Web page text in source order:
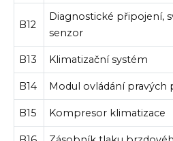
B12
Diagnostické připojení,
senzor
B13 Klimatizační systém
B14 Modul ovládání pravých
B15 Kompresor klimatizace